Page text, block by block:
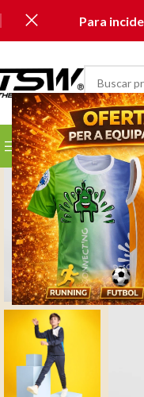
Para
SELECCIONA TU CLUB...